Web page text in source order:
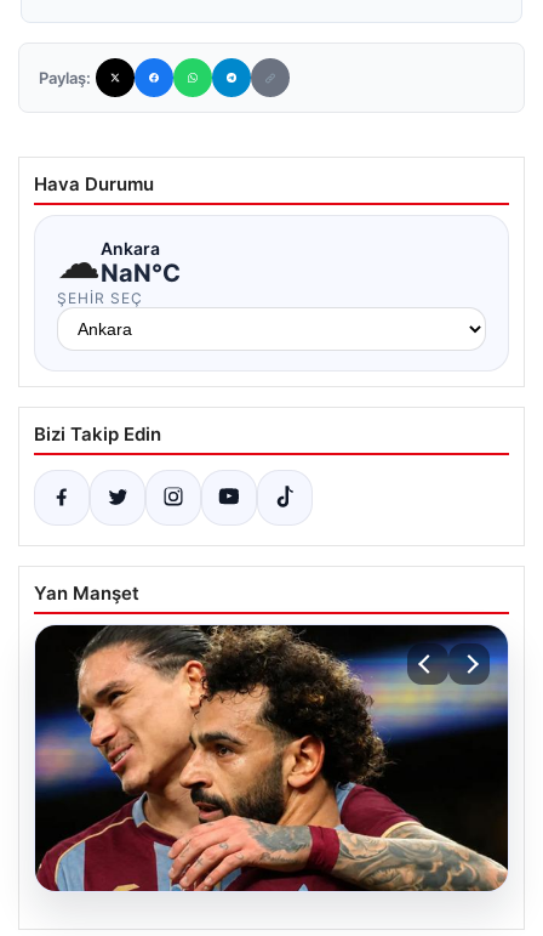
Paylaş:
Hava Durumu
☁Ankara
NaN°C
ŞEHIR SEÇ
Bizi Takip Edin
Yan Manşet
09.08.2026